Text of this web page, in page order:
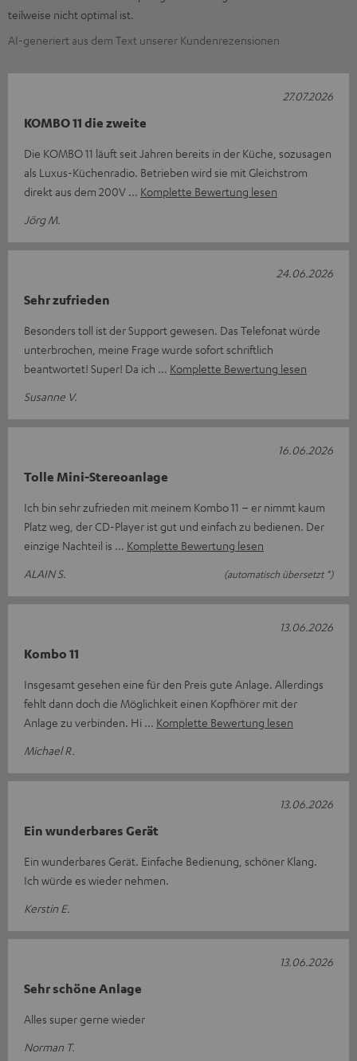
teilweise nicht optimal ist.
AI-generiert aus dem Text unserer Kundenrezensionen
KOMBO 11 die zweite
Die KOMBO 11 läuft seit Jahren bereits in der Küche, sozusagen
als Luxus-Küchenradio. Betrieben wird sie mit Gleichstrom
direkt aus dem 200V
Komplette Bewertung lesen
Jörg M.
27.07.2026
Sehr zufrieden
Besonders toll ist der Support gewesen. Das Telefonat würde
unterbrochen, meine Frage wurde sofort schriftlich
beantwortet! Super! Da ich
Komplette Bewertung lesen
Susanne V.
24.06.2026
Tolle Mini-Stereoanlage
Ich bin sehr zufrieden mit meinem Kombo 11 – er nimmt kaum
Platz weg, der CD-Player ist gut und einfach zu bedienen. Der
einzige Nachteil is
Komplette Bewertung lesen
ALAIN S.
(automatisch übersetzt *)
16.06.2026
Kombo 11
Insgesamt gesehen eine für den Preis gute Anlage. Allerdings
fehlt dann doch die Möglichkeit einen Kopfhörer mit der
Anlage zu verbinden. Hi
Komplette Bewertung lesen
Michael R.
13.06.2026
Ein wunderbares Gerät
Ein wunderbares Gerät. Einfache Bedienung, schöner Klang.
Ich würde es wieder nehmen.
Kerstin E.
13.06.2026
Sehr schöne Anlage
Alles super gerne wieder
Norman T.
13.06.2026